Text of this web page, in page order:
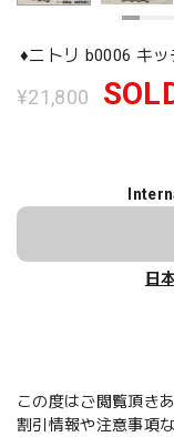
♦️ニトリ b0006 キ
¥21,800
日
この度はご閲覧頂き
割引情報や注意事項